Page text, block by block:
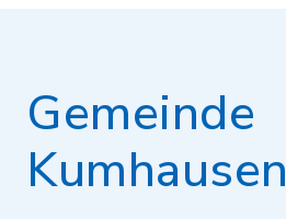
Gemeinde
Kumhausen